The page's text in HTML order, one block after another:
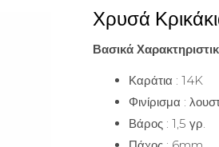
Χρυσά
Βασικά
Καράτια : 14K
Φινίρισμα :
Βάρος : 1,5 γρ.